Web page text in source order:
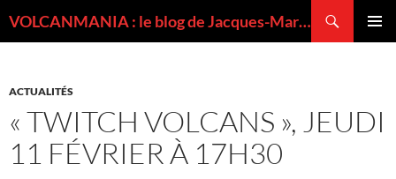
VOLCANMANIA : le blog de Jacques-Marie BARDINTZEFF, volcanologue
ACTUALITÉS
« TWITCH VOLCANS », JEUDI
11 FÉVRIER À 17H30